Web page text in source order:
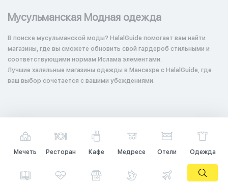
Мусульманская Модная одежда
В поиске мусульманской моды? HalalGuide помогает вам найти
магазины, где вы сможете обновить свой гардероб стильными и
соответствующими нормам Ислама элементами.
Лучшие халяльные магазины одежды в Мансехре с HalalGuide, где
ваш выбор сочетается с вашими убеждениями.
Мечеть Ресторан Кафе Медресе Отели Одежда